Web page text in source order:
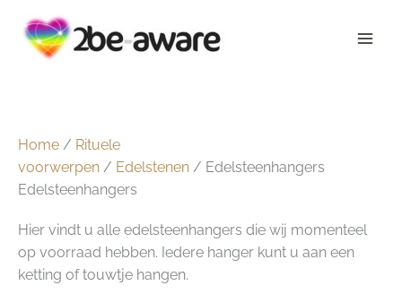
naar
Home / Rituele
voorwerpen / Edelstenen / Edelsteenhangers
Edelsteenhangers
Hier vindt u alle edelsteenhangers die wij momenteel
op voorraad hebben. Iedere hanger kunt u aan een
ketting of touwtje hangen.